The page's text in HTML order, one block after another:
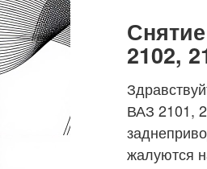
2102,
ВАЗ 2101,
жалуются